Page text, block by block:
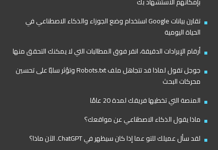
تقارن بيانات Google استخدام وضع الجوزاء والذكاء الاصطناعي في
الحياة اليومية
أرقام الإيرادات الدقيقة، انقر فوق المطالبات التي لا يمكنك التحقق منها
جوجل تقول لماذا قد تتجاهل ملف Robots.txt وتؤثر سلبًا على تحسين
محركات البحث
المنصة التي تخطيها فريقك لمدة 20 عامًا
ماذا يقول الذكاء الاصطناعي عن مواقعك؟
لقد سأل عميلك للتو عما إذا كان سيظهر في ChatGPT. الآن ماذا؟